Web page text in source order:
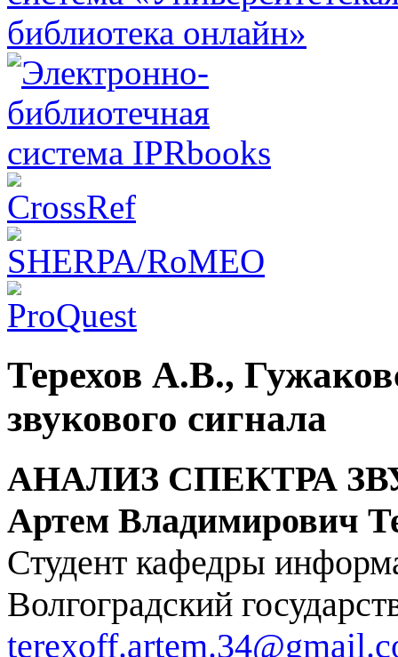
Терехов А.В.,
звукового сигнала
АНАЛИЗ СПЕКТРА
Артем Владимирович
Студент кафедры
Волгоградский